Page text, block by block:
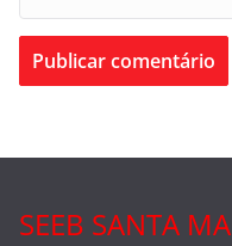
SEEB SANTA